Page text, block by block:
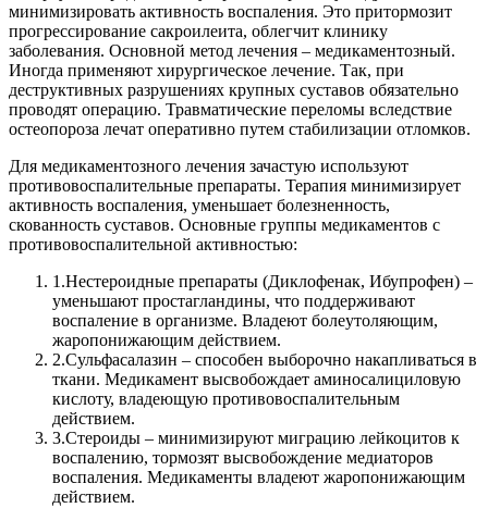
минимизировать активность воспаления. Это притормозит
прогрессирование сакроилеита, облегчит клинику
заболевания. Основной метод лечения – медикаментозный.
Иногда применяют хирургическое лечение. Так, при
деструктивных разрушениях крупных суставов обязательно
проводят операцию. Травматические переломы вследствие
остеопороза лечат оперативно путем стабилизации отломков.
Для медикаментозного лечения зачастую используют
противовоспалительные препараты. Терапия минимизирует
активность воспаления, уменьшает болезненность,
скованность суставов. Основные группы медикаментов с
противовоспалительной активностью:
1.Нестероидные препараты (Диклофенак, Ибупрофен) –
уменьшают простагландины, что поддерживают
воспаление в организме. Владеют болеутоляющим,
жаропонижающим действием.
2.Сульфасалазин – способен выборочно накапливаться в
ткани. Медикамент высвобождает аминосалициловую
кислоту, владеющую противовоспалительным
действием.
3.Стероиды – минимизируют миграцию лейкоцитов к
воспалению, тормозят высвобождение медиаторов
воспаления. Медикаменты владеют жаропонижающим
действием.